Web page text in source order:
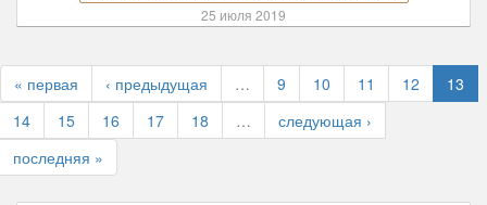
25 июля 2019
« первая ‹ предыдущая … 9 10 11 12
13
14
15 16 17 18 …
следующая ›
последняя »